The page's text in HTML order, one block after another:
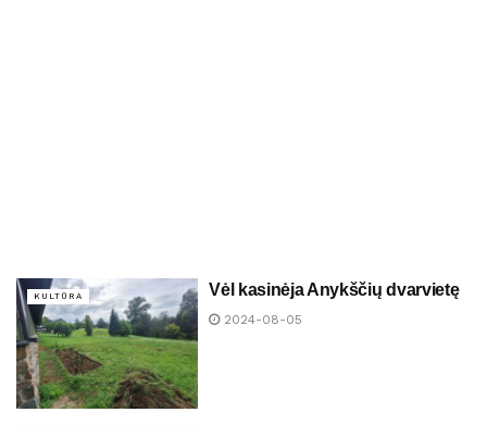
KULTŪRA Vėl kasinėja Anykščių dvarvietę
2024-08-05